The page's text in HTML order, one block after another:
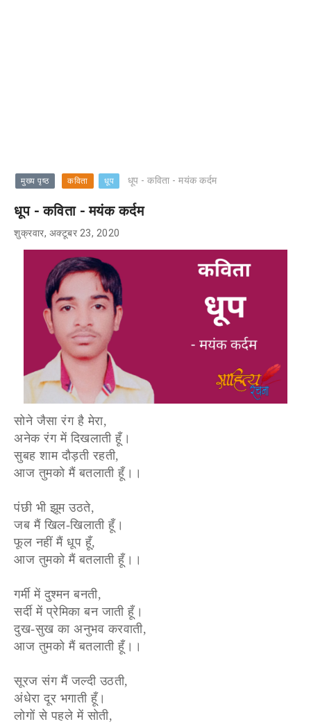
मुख्य पृष्ठ कविता धूप धूप - कविता - मयंक कर्दम
धूप - कविता - मयंक कर्दम
शुक्रवार, अक्टूबर 23, 2020
सोने जैसा रंग है मेरा,
अनेक रंग में दिखलाती हूँ।
सुबह शाम दौड़ती रहती,
आज तुमको मैं बतलाती हूँ।।
पंछी भी झूम उठते,
जब मैं खिल-खिलाती हूँ।
फूल नहीं मैं धूप हूँ,
आज तुमको मैं बतलाती हूँ।।
गर्मी में दुश्मन बनती,
सर्दी में प्रेमिका बन जाती हूँ।
दुख-सुख का अनुभव करवाती,
आज तुमको मैं बतलाती हूँ।।
सूरज संग मैं जल्दी उठती,
अंधेरा दूर भगाती हूँ।
लोगों से पहले में सोती,